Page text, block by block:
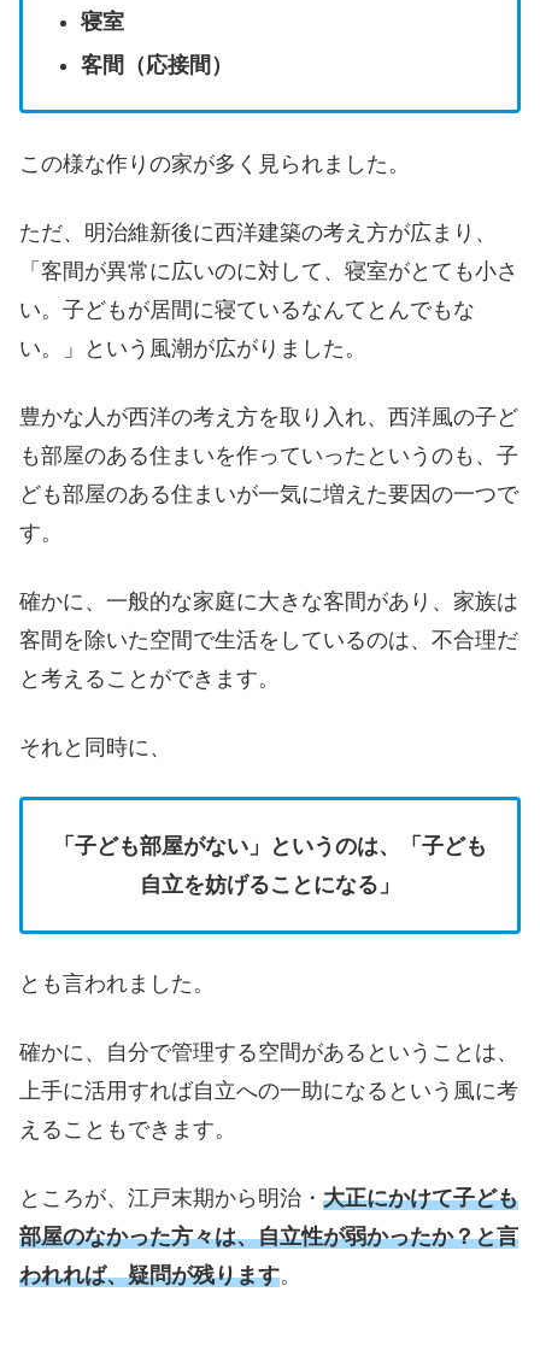
寝室
客間（応接間）
この様な作りの家が多く見られました。
ただ、明治維新後に西洋建築の考え方が広まり、
「客間が異常に広いのに対して、寝室がとても小さ
い。子どもが居間に寝ているなんてとんでもな
い。」という風潮が広がりました。
豊かな人が西洋の考え方を取り入れ、西洋風の子ど
も部屋のある住まいを作っていったというのも、子
ども部屋のある住まいが一気に増えた要因の一つで
す。
確かに、一般的な家庭に大きな客間があり、家族は
客間を除いた空間で生活をしているのは、不合理だ
と考えることができます。
それと同時に、
「子ども部屋がない」というのは、「子ども
自立を妨げることになる」
とも言われました。
確かに、自分で管理する空間があるということは、
上手に活用すれば自立への一助になるという風に考
えることもできます。
ところが、江戸末期から明治・ 大正にかけて子ども
部屋のなかった方々は、自立性が弱かったか？と言
われれば、疑問が残ります。